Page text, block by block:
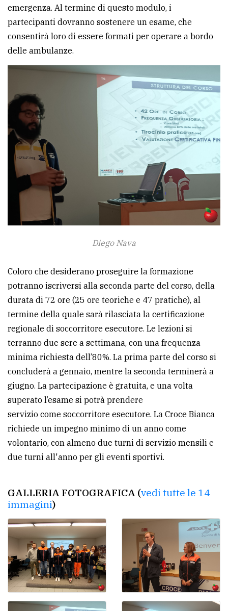
emergenza. Al termine di questo modulo, i
partecipanti dovranno sostenere un esame, che
consentirà loro di essere formati per operare a bordo
delle ambulanze.
Diego Nava
Coloro che desiderano proseguire la formazione
potranno iscriversi alla seconda parte del corso, della
durata di 72 ore (25 ore teoriche e 47 pratiche), al
termine della quale sarà rilasciata la certificazione
regionale di soccorritore esecutore. Le lezioni si
terranno due sere a settimana, con una frequenza
minima richiesta dell’80%. La prima parte del corso si
concluderà a gennaio, mentre la seconda terminerà a
giugno. La partecipazione è gratuita, e una volta
superato l’esame si potrà prendere
servizio come soccorritore esecutore. La Croce Bianca
richiede un impegno minimo di un anno come
volontario, con almeno due turni di servizio mensili e
due turni all'anno per gli eventi sportivi.
GALLERIA FOTOGRAFICA (vedi tutte le 14
immagini)